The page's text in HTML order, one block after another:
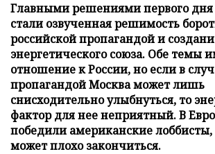
Главными решениями первого
стали озвученная решимость
российской пропагандой и
энергетического союза. Обе темы
отношение к России, но если в
пропагандой Москва может лишь
снисходительно улыбнуться, то
фактор для нее неприятный. В
победили американские лоббисты,
может плохо закончиться.